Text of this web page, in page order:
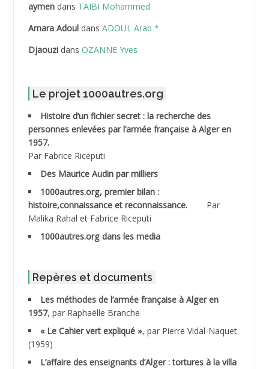
ABDELLI Mohamed
ABDELLI Mohamed *
ABDELMOUMENE Ahmed
ABDESMED Mohamed ben Kaddour
ABDESSELAMI Kouider
ABDESSLEM Ahmed dit le Coiffeur
ABDOUDOU
ABID Mohamed
ABNOUN Salah
ACHACHE M.*
ACHLAF Ali
aymendans TAIBI Mohammed
Amara Adouldans ADOUL Arab *
Djaouzidans OZANNE Yves
Le projet 1000autres.org
Histoire d’un fichier secret : la recherche des
personnes enlevées par l’armée française à Alger en
1957.
Par Fabrice Riceputi
Des Maurice Audin par milliers
1000autres.org, premier bilan :
histoire,connaissance et reconnaissance.
Par
Malika Rahal et Fabrice Riceputi
1000autres.org dans les media
Repères et documents
Les méthodes de l’armée française à Alger en
1957, par Raphaëlle Branche
« Le Cahier vert expliqué », par Pierre Vidal-Naquet
(1959)
L’affaire des enseignants d’Alger : tortures à la villa